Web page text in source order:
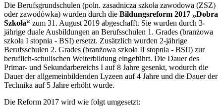
Die Berufsgrundschulen (poln. zasadnicza szkoła zawodowa (ZSZ)
oder zawodówka) wurden durch die Bildungsreform 2017 „Dobra
Szkoła“ zum 31. August 2019 abgeschafft. Sie wurden durch 3-
jährige duale Ausbildungen an Berufsschulen 1. Grades (branżowa
szkoła I stopnia - BSI) ersetzt. Zusätzlich wurden 2-jährige
Berufsschulen 2. Grades (branżowa szkoła II stopnia - BSII) zur
beruflich-schulischen Weiterbildung eingeführt. Die Dauer des
Primar- und Sekundarbereichs I auf 8 Jahre gesenkt, wodurch die
Dauer der allgemeinbildenden Lyzeen auf 4 Jahre und die Dauer der
Technika auf 5 Jahre erhöht wurde.
Die Reform 2017 wird wie folgt umgesetzt: